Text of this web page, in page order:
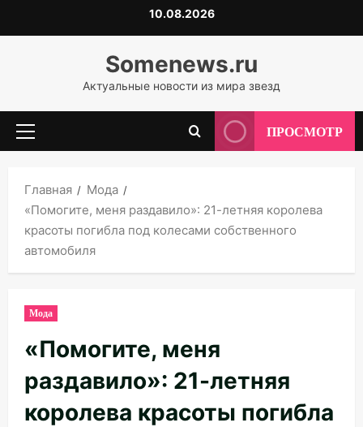
к
10.08.2026
Somenews.ru
Актуальные новости из мира звезд
Основное
ПРОСМОТР
Главная
Мода
«Помогите, меня раздавило»: 21-летняя королева
красоты погибла под колесами собственного
автомобиля
Мода
«Помогите, меня
раздавило»: 21-летняя
королева красоты погибла